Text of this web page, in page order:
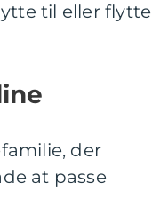
til eller flytte
der
at passe